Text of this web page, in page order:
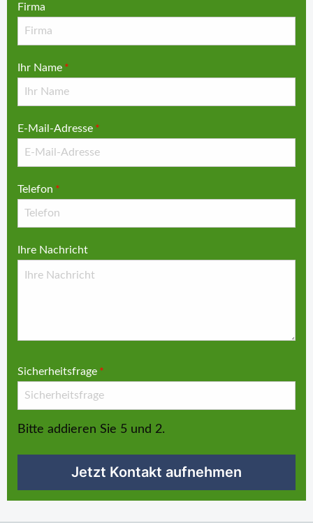
Firma
Ihr Name *
E-Mail-Adresse *
Telefon *
Ihre Nachricht
Sicherheitsfrage *
Bitte addieren Sie 5 und 2.
Jetzt Kontakt aufnehmen